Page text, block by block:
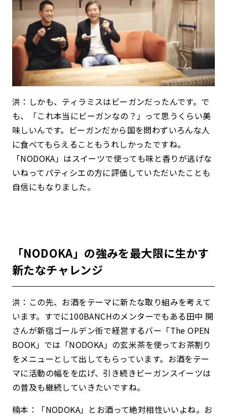
洪：しかも、ティラミスはビーガンだったんです。で
も、「これ本当にビーガンなの？」って思うくらい美
味しいんです。ビーガンだから国を問わずいろんな人
に食べてもらえることもうれしかったですね。
「NODOKA」はスイーツで使っても味と香りが逃げな
いねってパティシエの方に評価していただいたことも
自信にもなりました。
「NODOKA」の強みを最大限に生かす
新たなチャレンジ
洪：この先、お酒をテーマに新たな取り組みを考えて
います。すでに100BANCHのメンターでもある田中 開
さんが新宿ゴールデン街で経営するバー「The OPEN
BOOK」では「NODOKA」の玄米茶を使ってお茶割り
をメニューとして出してもらっています。お酒をテー
マに活動の幅をを広げ、引き続きビーガンスイーツは
の普及も継続していきたいですね。
楠本：「NODOKA」とお酒って絶対相性いいよね。お